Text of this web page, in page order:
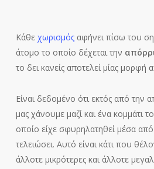
Κάθε χωρισμόςαφήνει πίσω του
άτομο το οποίο δέχεται την
το δει κανείς αποτελεί μίας μορφή
Είναι δεδομένο ότι εκτός από
μας χάνουμε μαζί και ένα κομμάτι
οποίο είχε σφυρηλατηθεί μέσα
τελειώσει. Αυτό είναι κάτι που
άλλοτε μικρότερες και άλλοτε